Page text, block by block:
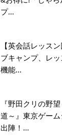
プ...
【英会話レッス
ブキャンプ、レッ
機能...
『野田クリの野
道～』東京ゲー
出陣！...